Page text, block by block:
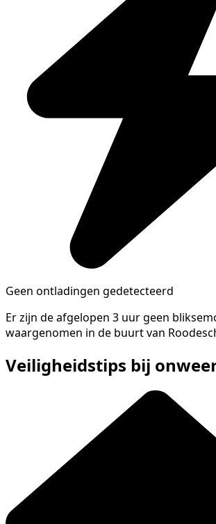
Geen ontladingen gedetecteerd
Er zijn de afgelopen 3 uur geen
waargenomen in de buurt van
Veiligheidstips bij